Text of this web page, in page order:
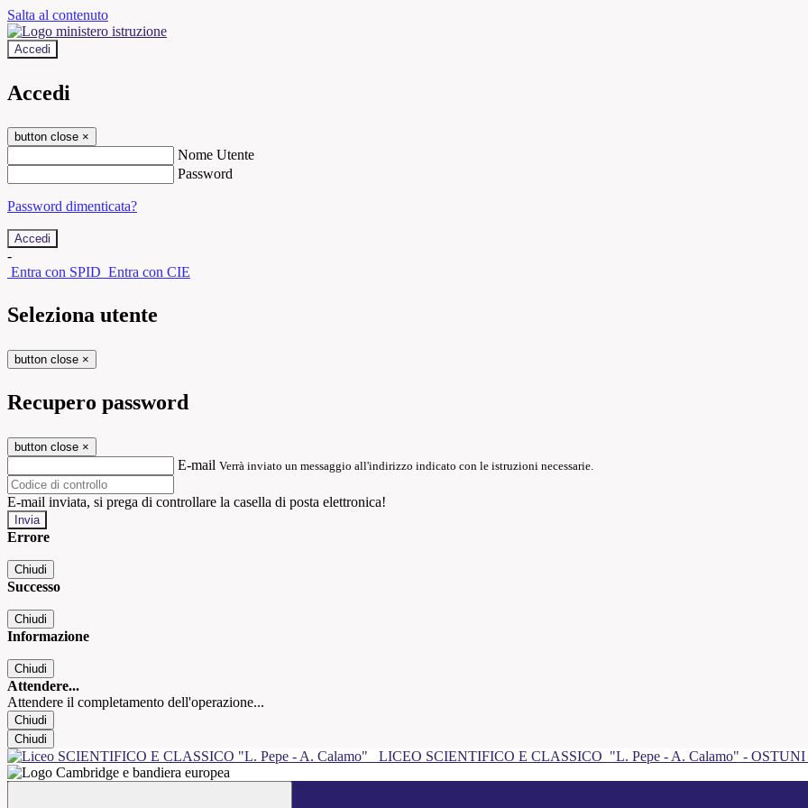
Salta al contenuto
Accedi
Accedi
button close ×
Nome Utente
Password
Password dimenticata?
-
Entra con SPID Entra con CIE
Seleziona utente
button close ×
Recupero password
button close ×
E-mail Verrà inviato un messaggio all'indirizzo indicato con le istruzioni necessarie.
E-mail inviata, si prega di controllare la casella di posta elettronica!
Errore
Chiudi
Successo
Chiudi
Informazione
Chiudi
Attendere...
Attendere il completamento dell'operazione...
Chiudi
Chiudi
LICEO SCIENTIFICO E CLASSICO "L. Pepe - A. Calamo" - OSTUNI